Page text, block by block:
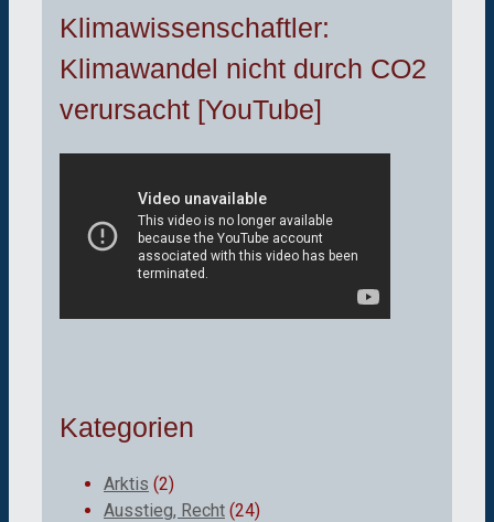
Klimawissenschaftler:
Klimawandel nicht durch CO2
verursacht [YouTube]
Kategorien
Arktis (2)
Ausstieg, Recht (24)